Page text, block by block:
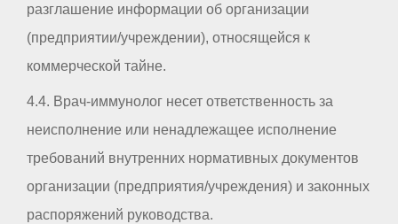
разглашение информации об организации
(предприятии/учреждении), относящейся к
коммерческой тайне.
4.4. Врач-иммунолог несет ответственность за
неисполнение или ненадлежащее исполнение
требований внутренних нормативных документов
организации (предприятия/учреждения) и законных
распоряжений руководства.